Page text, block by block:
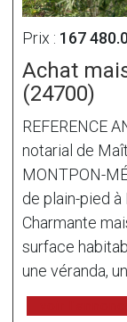
Prix : 167
Achat
(24700)
REFERENCE
notarial de
MONTPON-
de plain-pied à
Charmante
surface
une véranda,